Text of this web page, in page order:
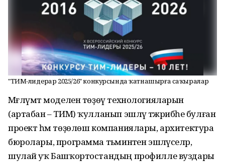
"ТИМ-лидерҙар 2025/26" конкурсында ҡатнашырға саҡыралар
Мәғлүмәт моделен төҙөү технологияларын
(артабан – ТИМ) ҡулланып эшләү тәжрибәһе булған
проект һәм төҙөлөш компаниялары, архитектура
бюролары, программа тәьминәтен эшләүселәр,
шулай уҡ Башҡортостандың профилле вуздары